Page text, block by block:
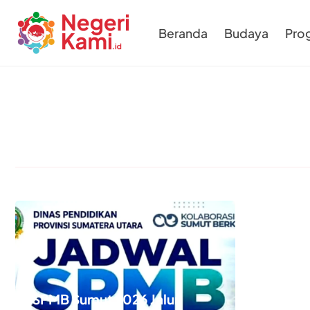
Beranda Budaya
SPMB Sumut 2026 Jalur